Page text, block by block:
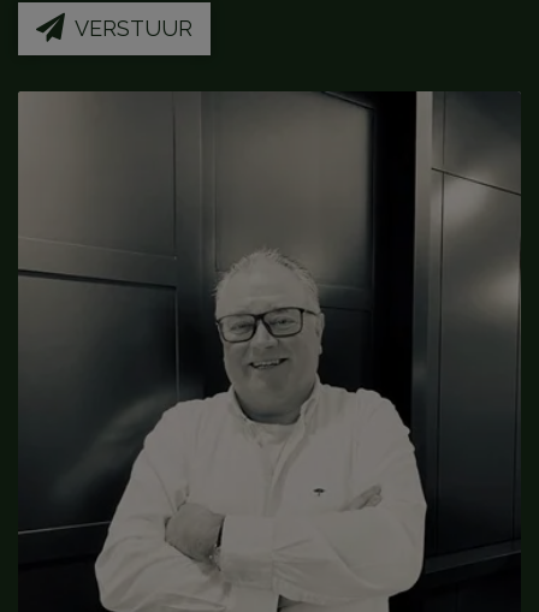
VERSTUUR